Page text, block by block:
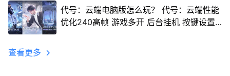
代号：云端电脑版怎么玩？ 代号：云端性能
优化240高帧 游戏多开 后台挂机 按键设置
查看更多